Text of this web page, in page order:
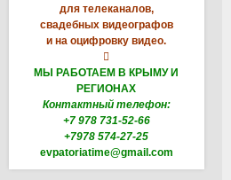
для телеканалов,
свадебных видеографов
и на оцифровку видео.

МЫ РАБОТАЕМ В КРЫМУ И
РЕГИОНАХ
Контактный телефон:
+7 978 731-52-66
+7978 574-27-25
evpatoriatime@gmail.com